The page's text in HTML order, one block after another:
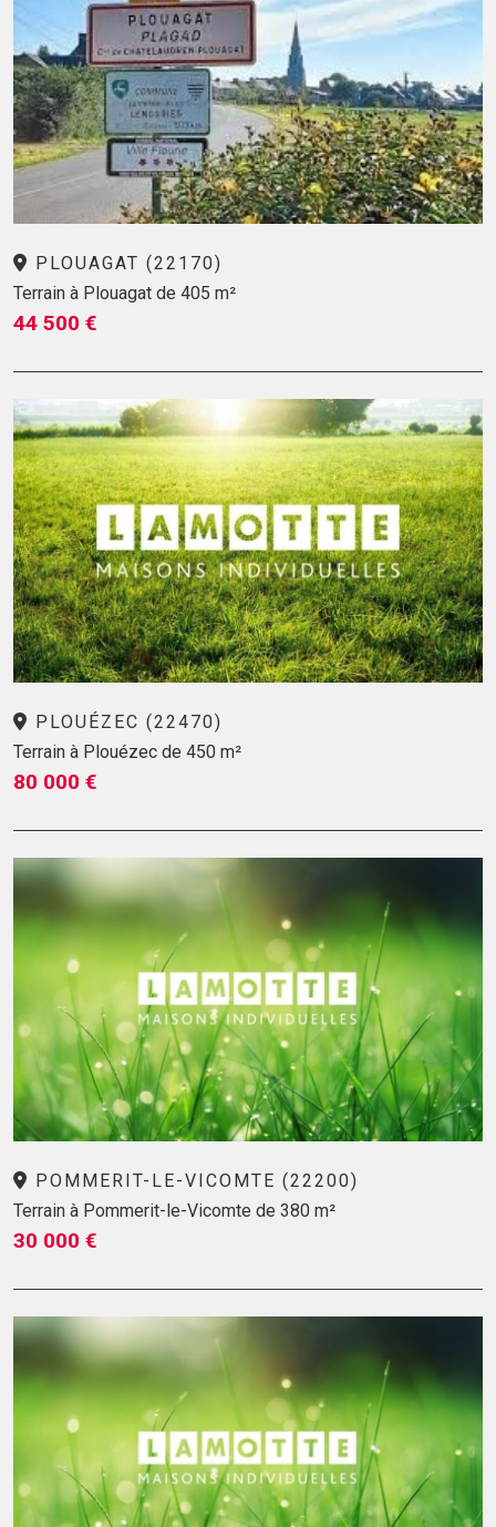
PLOUAGAT (22170)
Terrain à Plouagat de 405 m²
44 500 €
PLOUÉZEC (22470)
Terrain à Plouézec de 450 m²
80 000 €
POMMERIT-LE-VICOMTE (22200)
Terrain à Pommerit-le-Vicomte de 380 m²
30 000 €